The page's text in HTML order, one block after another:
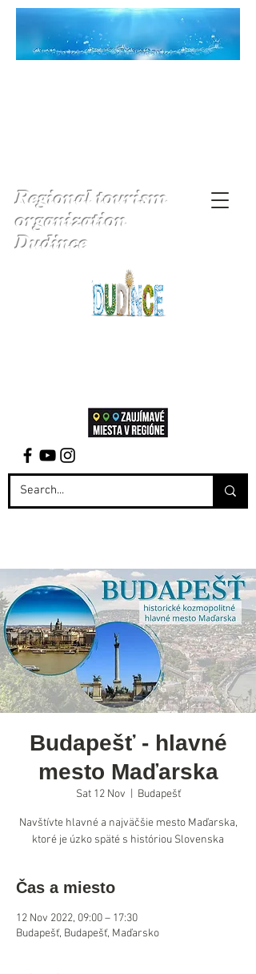
Regional tourism
organization
Dudince
Budapešť - hlavné
mesto Maďarska
Sat 12 Nov Budapešť
Navštívte hlavné a najväčšie mesto Maďarska,
ktoré je úzko späté s históriou Slovenska
Čas a miesto
12 Nov 2022, 09:00 – 17:30
Budapešť, Budapešť, Maďarsko